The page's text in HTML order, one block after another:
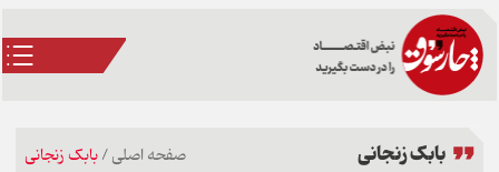
بابک زنجانی صفحه اصلی/بابک زنجانی